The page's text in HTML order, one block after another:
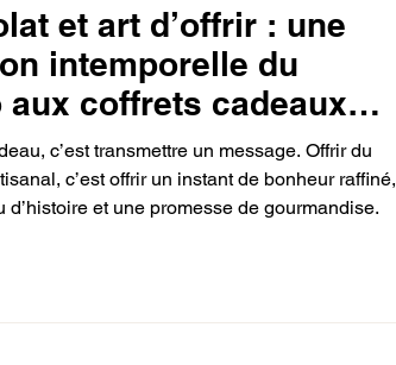
et art d’offrir : une
intemporelle du
aux coffrets cadeaux
c’est transmettre un message. Offrir du
c’est offrir un instant de bonheur raffiné,
d’histoire et une promesse de gourmandise.